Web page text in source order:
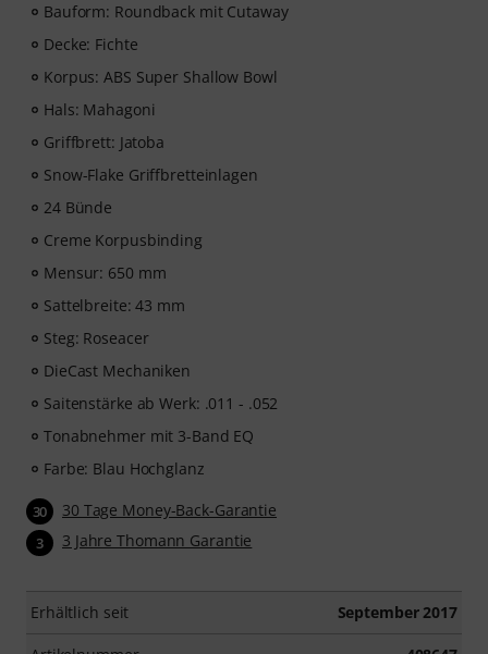
automatisch.
Music2Me, dein Online-Lernportal für Musik mit einem
Ausgezeichnet mit dem deutschen Bildungs-Award
2025/2026 in der Kategorie “E-Learning
Instrumentalunterricht”! Mit über 400 Gitarren
Videolektionen für Anfänger und Fortgeschrittene – von
Pop, Rock und Blues bis Metal und mehr. Mit
persönlichem Support per Chat, Noten zum
Übungsfunktion, Zeitlupe und weitere Features.
Bauform: Roundback mit Cutaway
Decke: Fichte
Korpus: ABS Super Shallow Bowl
Hals: Mahagoni
Griffbrett: Jatoba
Snow-Flake Griffbretteinlagen
24 Bünde
Creme Korpusbinding
Mensur: 650 mm
Sattelbreite: 43 mm
Steg: Roseacer
DieCast Mechaniken
Saitenstärke ab Werk: .011 - .052
Tonabnehmer mit 3-Band EQ
Farbe: Blau Hochglanz
30 30 Tage Money-Back-Garantie
3 3 Jahre Thomann Garantie
Erhältlich seit September 2017